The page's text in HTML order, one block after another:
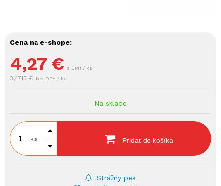
Cena na e-shope:
4,27 € s DPH / ks
3,4715 € bez DPH / ks
Na sklade
ks Pridať do košíka
Strážny pes